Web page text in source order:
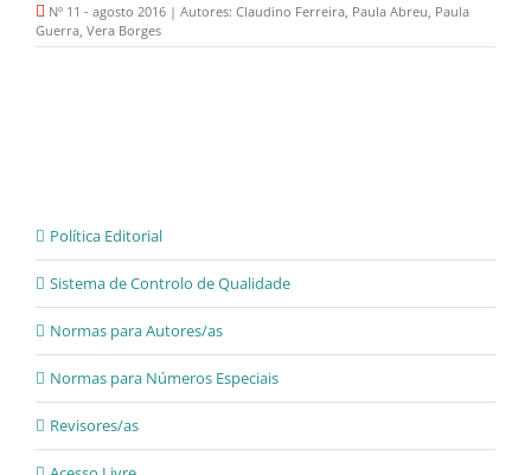
Nº 11 - agosto 2016 | Autores: Claudino Ferreira, Paula Abreu, Paula
Guerra, Vera Borges
Política Editorial
Sistema de Controlo de Qualidade
Normas para Autores/as
Normas para Números Especiais
Revisores/as